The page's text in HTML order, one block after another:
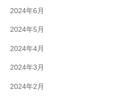
2024年6月
2024年5月
2024年4月
2024年3月
2024年2月